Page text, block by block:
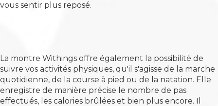
vous sentir plus reposé.
La montre Withings offre également la possibilité de
suivre vos activités physiques, qu'il s'agisse de la marche
quotidienne, de la course à pied ou de la natation. Elle
enregistre de manière précise le nombre de pas
effectués, les calories brûlées et bien plus encore. Il